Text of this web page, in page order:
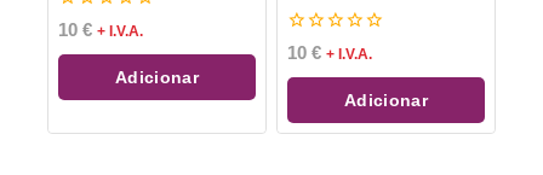
0
de
5
10 € + I.V.A.
Adicionar
0
de
5
10 € + I.V.A.
Adicionar